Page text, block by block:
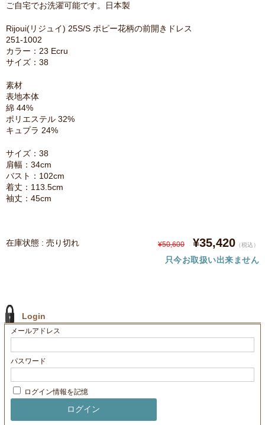
ご自宅でお洗濯可能です。日本製
Rijoui(リジュイ) 25S/S ポピー花柄の前開きドレス
251-1002
カラー：23 Ecru
サイズ：38
素材
表地本体
綿 44%
ポリエステル 32%
キュプラ 24%
サイズ：38
肩幅：34cm
バスト：102cm
着丈：113.5cm
袖丈：45cm
在庫状態 : 売り切れ ¥50,600 ¥35,420 （税込）
只今お取扱い出来ません
Login
メールアドレス
パスワード
ログイン情報を記憶